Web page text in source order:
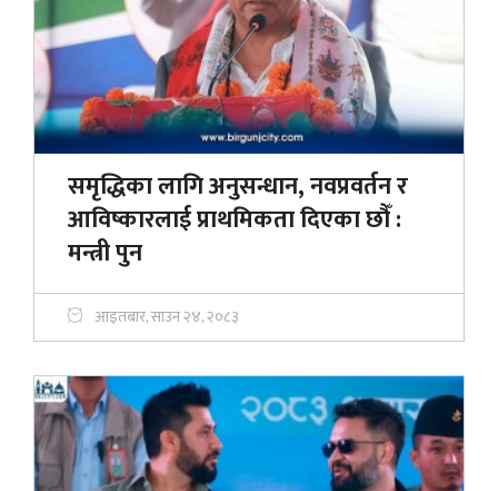
समृद्धिका लागि अनुसन्धान, नवप्रवर्तन र
आविष्कारलाई प्राथमिकता दिएका छौँ :
मन्त्री पुन
आइतबार, साउन २४, २०८३